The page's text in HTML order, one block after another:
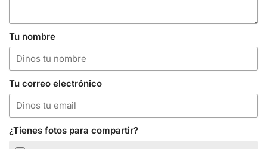
Tu nombre
Tu correo electrónico
¿Tienes fotos para compartir?